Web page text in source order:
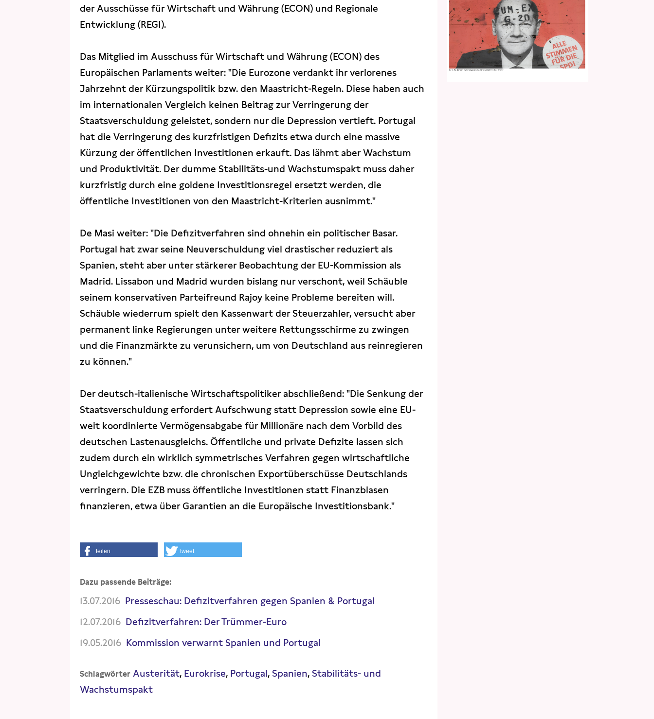
der Ausschüsse für Wirtschaft und Währung (ECON) und Regionale
Entwicklung (REGI).
Das Mitglied im Ausschuss für Wirtschaft und Währung (ECON) des
Europäischen Parlaments weiter: "Die Eurozone verdankt ihr verlorenes
Jahrzehnt der Kürzungspolitik bzw. den Maastricht-Regeln. Diese haben auch
im internationalen Vergleich keinen Beitrag zur Verringerung der
Staatsverschuldung geleistet, sondern nur die Depression vertieft. Portugal
hat die Verringerung des kurzfristigen Defizits etwa durch eine massive
Kürzung der öffentlichen Investitionen erkauft. Das lähmt aber Wachstum
und Produktivität. Der dumme Stabilitäts-und Wachstumspakt muss daher
kurzfristig durch eine goldene Investitionsregel ersetzt werden, die
öffentliche Investitionen von den Maastricht-Kriterien ausnimmt."
De Masi weiter: "Die Defizitverfahren sind ohnehin ein politischer Basar.
Portugal hat zwar seine Neuverschuldung viel drastischer reduziert als
Spanien, steht aber unter stärkerer Beobachtung der EU-Kommission als
Madrid. Lissabon und Madrid wurden bislang nur verschont, weil Schäuble
seinem konservativen Parteifreund Rajoy keine Probleme bereiten will.
Schäuble wiederrum spielt den Kassenwart der Steuerzahler, versucht aber
permanent linke Regierungen unter weitere Rettungsschirme zu zwingen
und die Finanzmärkte zu verunsichern, um von Deutschland aus reinregieren
zu können."
Der deutsch-italienische Wirtschaftspolitiker abschließend: "Die Senkung der
Staatsverschuldung erfordert Aufschwung statt Depression sowie eine EU-
weit koordinierte Vermögensabgabe für Millionäre nach dem Vorbild des
deutschen Lastenausgleichs. Öffentliche und private Defizite lassen sich
zudem durch ein wirklich symmetrisches Verfahren gegen wirtschaftliche
Ungleichgewichte bzw. die chronischen Exportüberschüsse Deutschlands
verringern. Die EZB muss öffentliche Investitionen statt Finanzblasen
finanzieren, etwa über Garantien an die Europäische Investitionsbank."
teilen tweet
Dazu passende Beiträge:
13.07.2016 Presseschau: Defizitverfahren gegen Spanien & Portugal
12.07.2016 Defizitverfahren: Der Trümmer-Euro
19.05.2016 Kommission verwarnt Spanien und Portugal
Schlagwörter Austerität Eurokrise Portugal Spanien Stabilitäts- und
Wachstumspakt